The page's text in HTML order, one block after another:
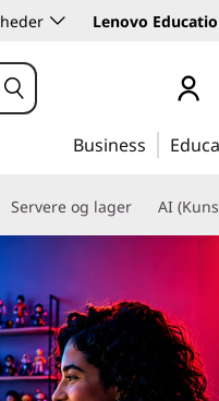
Lenovo
Business
Servere og lager AI